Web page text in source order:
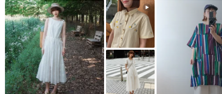
殊情況，會在賣場上加以說明。
另外賣場商品皆為實品拍攝（後製修圖調至實品顏色），實品尺寸平
量（誤差約在3CM以內都為合理）。但每台電腦跟手機都有色差，或
個人對顏色認知度不同等，我們非常歡迎有任何問題都可在購買前詢
問清楚，不接受「隨意棄標或收到商品後以商品不如預期或尺寸不
合...等等」為由退換貨，可以接受者再購買。